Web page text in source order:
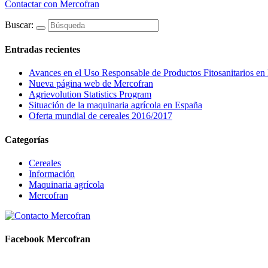
Contactar con Mercofran
Buscar:
Entradas recientes
Avances en el Uso Responsable de Productos Fitosanitarios en
Nueva página web de Mercofran
Agrievolution Statistics Program
Situación de la maquinaria agrícola en España
Oferta mundial de cereales 2016/2017
Categorías
Cereales
Información
Maquinaria agrícola
Mercofran
Facebook Mercofran